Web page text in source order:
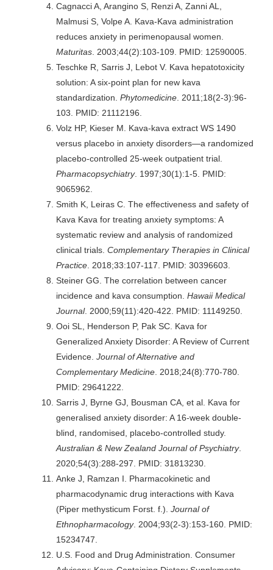
Cagnacci A, Arangino S, Renzi A, Zanni AL,
Malmusi S, Volpe A. Kava-Kava administration
reduces anxiety in perimenopausal women.
Maturitas . 2003;44(2):103-109. PMID: 12590005.
Teschke R, Sarris J, Lebot V. Kava hepatotoxicity
solution: A six-point plan for new kava
standardization. Phytomedicine . 2011;18(2-3):96-
103. PMID: 21112196.
Volz HP, Kieser M. Kava-kava extract WS 1490
versus placebo in anxiety disorders—a randomized
placebo-controlled 25-week outpatient trial.
Pharmacopsychiatry. 1997;30(1):1-5. PMID:
9065962.
Smith K, Leiras C. The effectiveness and safety of
Kava Kava for treating anxiety symptoms: A
systematic review and analysis of randomized
clinical trials. Complementary Therapies in Clinical
Practice . 2018;33:107-117. PMID: 30396603.
Steiner GG. The correlation between cancer
incidence and kava consumption. Hawaii Medical
Journal. 2000;59(11):420-422. PMID: 11149250.
Ooi SL, Henderson P, Pak SC. Kava for
Generalized Anxiety Disorder: A Review of Current
Evidence. Journal of Alternative and
Complementary Medicine . 2018;24(8):770-780.
PMID: 29641222.
Sarris J, Byrne GJ, Bousman CA, et al. Kava for
generalised anxiety disorder: A 16-week double-
blind, randomised, placebo-controlled study.
Australian & New Zealand Journal of Psychiatry.
2020;54(3):288-297. PMID: 31813230.
Anke J, Ramzan I. Pharmacokinetic and
pharmacodynamic drug interactions with Kava
(Piper methysticum Forst. f.). Journal of
Ethnopharmacology. 2004;93(2-3):153-160. PMID:
15234747.
U.S. Food and Drug Administration. Consumer